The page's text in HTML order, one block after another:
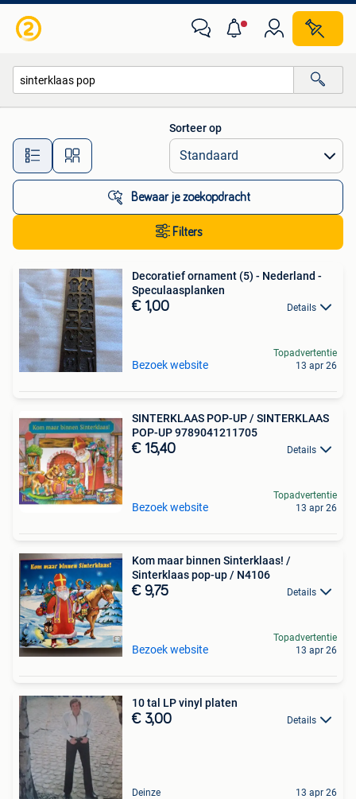
Alle afstanden…
Sorteer op
Bewaar je zoekopdracht
Filters
Decoratief ornament (5) - Nederland -
Speculaasplanken
€ 1,00 Details
Bezoek website
Topadvertentie
13 apr 26
SINTERKLAAS POP-UP / SINTERKLAAS
POP-UP 9789041211705
€ 15,40 Details
Bezoek website
Topadvertentie
13 apr 26
Kom maar binnen Sinterklaas! /
Sinterklaas pop-up / N4106
€ 9,75 Details
Bezoek website
Topadvertentie
13 apr 26
10 tal LP vinyl platen
€ 3,00 Details
Deinze 13 apr 26